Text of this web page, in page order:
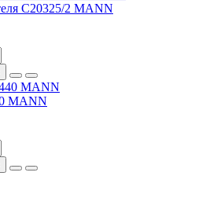
C20325/2 MANN
MANN